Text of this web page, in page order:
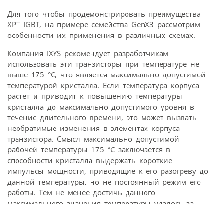
Для того чтобы продемонстрировать преимущества
XPT IGBT, на примере семейства GenX3 рассмотрим
особенности их применения в различных схемах.
Компания IXYS рекомендует разработчикам
использовать эти транзисторы при температуре не
выше 175 °С, что является максимально допустимой
температурой кристалла. Если температура корпуса
растет и приводит к повышению температуры
кристалла до максимально допустимого уровня в
течение длительного времени, это может вызвать
необратимые изменения в элементах корпуса
транзистора. Смысл максимально допустимой
рабочей температуры 175 °С заключается в
способности кристалла выдержать короткие
импульсы мощности, приводящие к его разогреву до
данной температуры, но не постоянный режим его
работы. Тем не менее достичь данного